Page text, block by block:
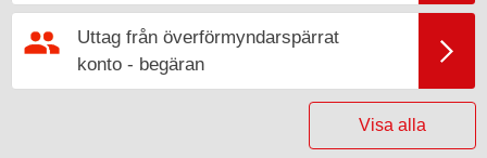
Uttag från överförmyndarspärrat
konto - begäran
Visa alla